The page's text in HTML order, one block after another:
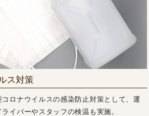
ス対策
ロナウイルスの感染防止対策として、運
イバーやスタッフの検温も実施。